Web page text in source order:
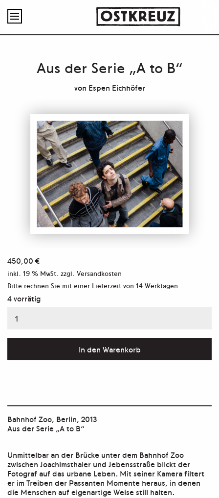

Aus der Serie „A to B“
von Espen Eichhöfer
450,00€
inkl. 19 % MwSt. zzgl. Versandkosten
Bitte rechnen Sie mit einer Lieferzeit von 14 Werktagen
4 vorrätig
Aus
"A
Menge
In den Warenkorb
Bahnhof Zoo, Berlin, 2013
Aus der Serie „A to B“
Unmittelbar an der Brücke unter dem Bahnhof Zoo
zwischen Joachimsthaler und Jebensstraße blickt der
Fotograf auf das urbane Leben. Mit seiner Kamera filtert
er im Treiben der Passanten Momente heraus, in denen
die Menschen auf eigenartige Weise still halten.